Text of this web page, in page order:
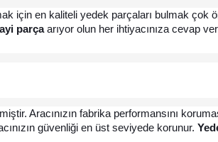
için en kaliteli yedek parçaları bulmak çok
parça arıyor olun her ihtiyacınıza cevap
Aracınızın fabrika performansını
güvenliği en üst seviyede korunur.